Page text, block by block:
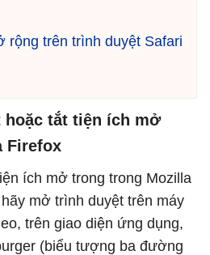
rộng trên trình duyệt Safari
hoặc tắt tiện ích mở
Firefox
ích mở trong trong Mozilla
mở trình duyệt trên máy
trên giao diện ứng dụng,
(biểu tượng ba đường